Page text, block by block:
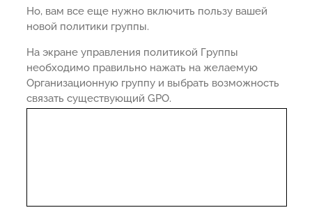
Но, вам все еще нужно включить пользу вашей
новой политики группы.
На экране управления политикой Группы
необходимо правильно нажать на желаемую
Организационную группу и выбрать возможность
связать существующий GPO.